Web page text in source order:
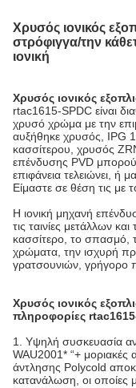
Χρυσός ιονικός
στρόφιγγα/την
ιονική
Χρυσός ιονικός
rtac1615-SPDC είναι
χρυσό χρώμα με την
αυξήθηκε χρυσός, IPG
κασσίτερου, χρυσός
επένδυσης PVD
επιφάνεια τελειώνει, ή
Είμαστε σε θέση τις με
Η ιονική μηχανή
τις ταινίες μετάλλων
κασσίτερο, το σπασμό,
χρώματα, την ισχυρή
γρατσουνιών, γρήγορο
Χρυσός ιονικός
πληροφορίες
1. Υψηλή συσκευασία
WAU2001* “+ μοριακές
άντλησης Polycold
κατανάλωση, οι οποίες